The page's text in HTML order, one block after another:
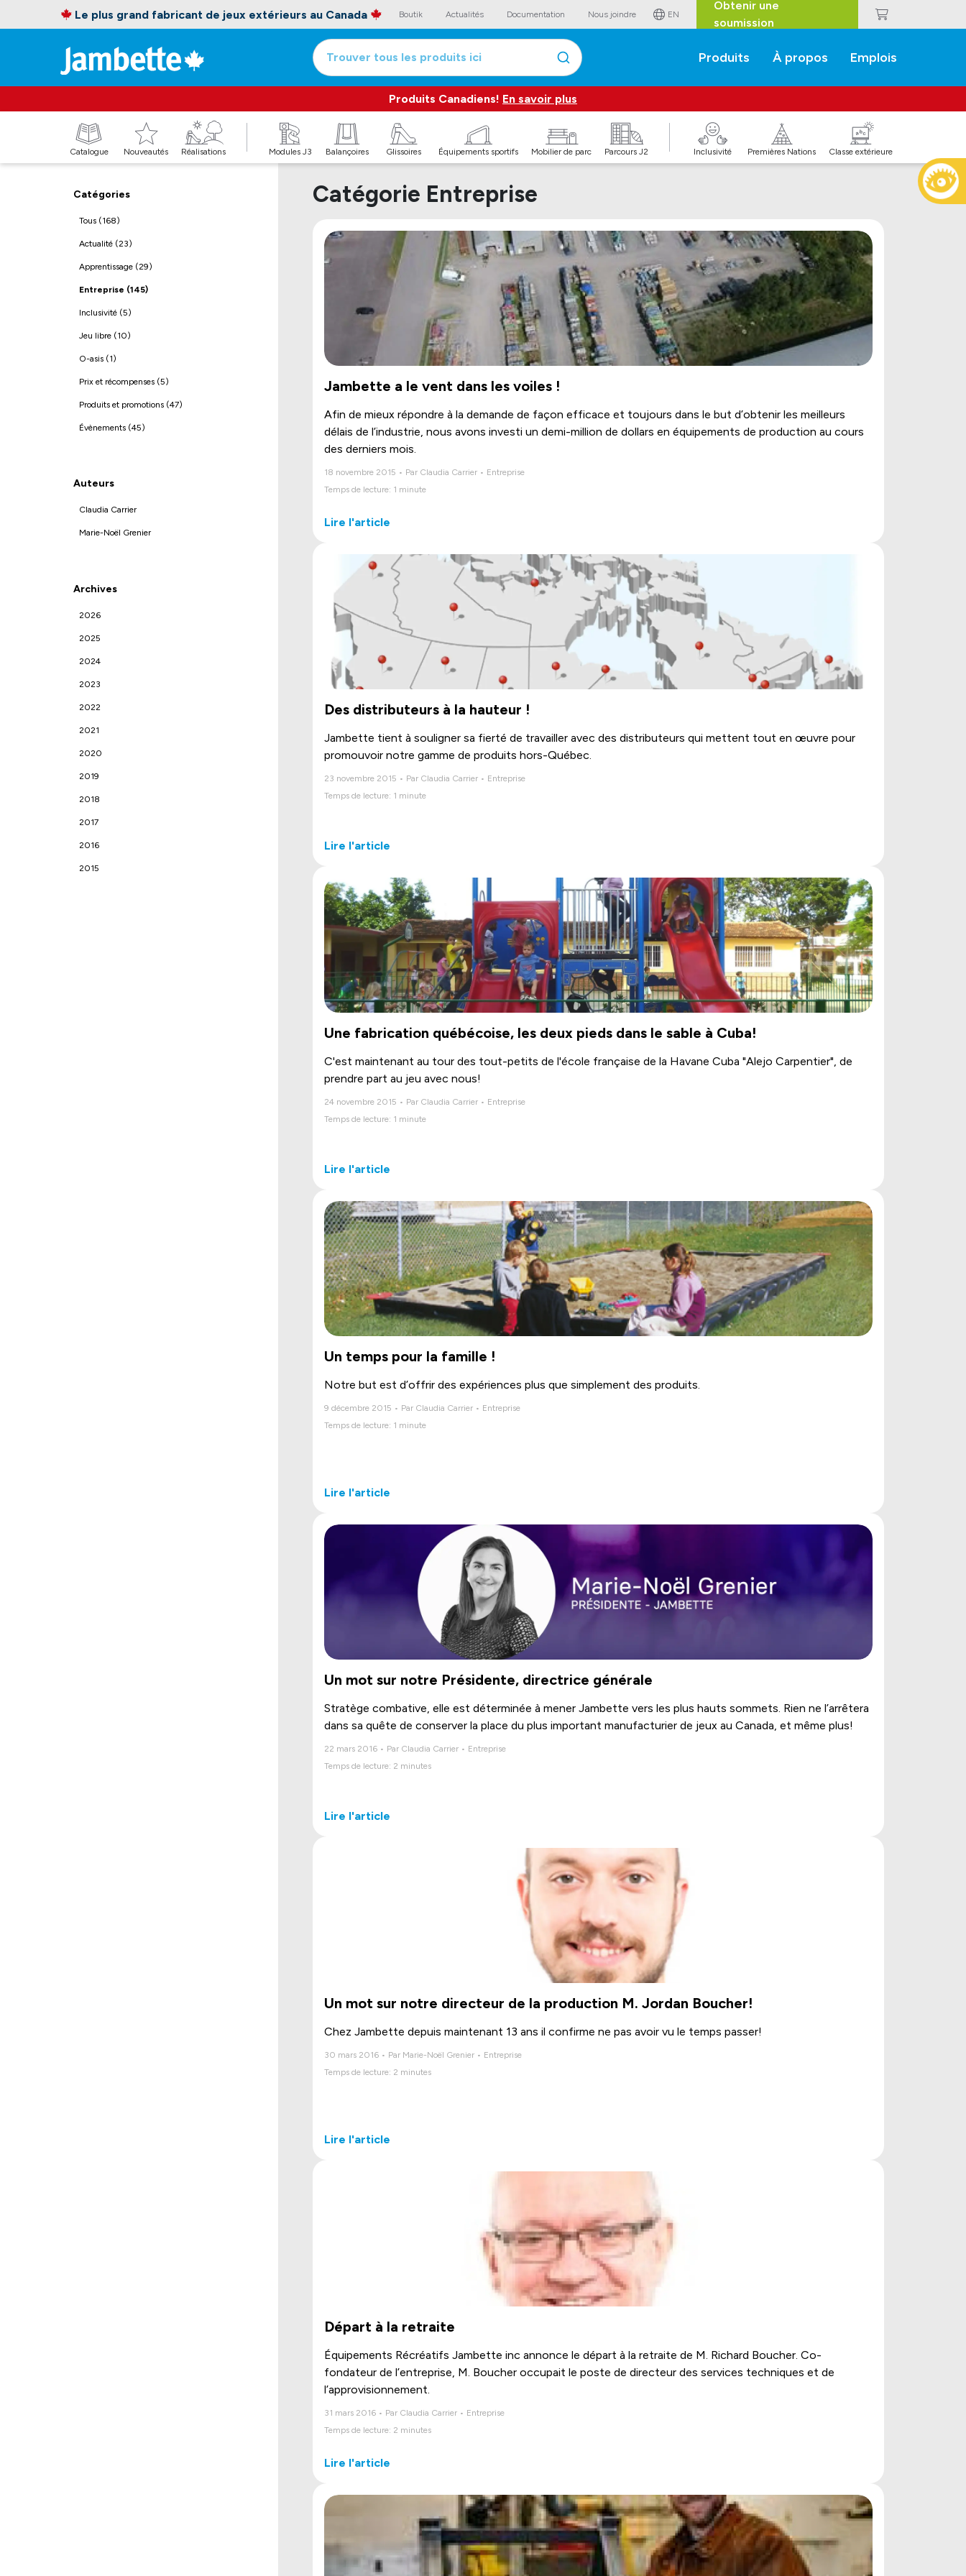
Le plus grand fabricant de jeux extérieurs au Canada Boutik Actualités Documentation Nous joindre EN
Obtenir une
soumission
Trouver tous les produits ici Produits À propos Emplois
Produits Canadiens! En savoir plus
Catalogue Nouveautés Réalisations Modules J3 Balançoires Glissoires Équipements sportifs Mobilier de parc Parcours J2 Inclusivité Premières Nations Classe extérieure
Catégories
Tous (168)
Actualité (23)
Apprentissage (29)
Entreprise (145)
Inclusivité (5)
Jeu libre (10)
O-asis (1)
Prix et récompenses (5)
Produits et promotions (47)
Évènements (45)
Auteurs
Claudia Carrier
Marie-Noël Grenier
Archives
2026
2025
2024
2023
2022
2021
2020
2019
2018
2017
2016
2015
Catégorie Entreprise
Jambette a le vent dans les voiles !
Afin de mieux répondre à la demande de façon efficace et toujours dans le but d’obtenir les meilleurs
délais de l’industrie, nous avons investi un demi-million de dollars en équipements de production au cours
des derniers mois.
18 novembre 2015 • Par Claudia Carrier • Entreprise
Temps de lecture: 1 minute
Lire l'article
Des distributeurs à la hauteur !
Jambette tient à souligner sa fierté de travailler avec des distributeurs qui mettent tout en œuvre pour
promouvoir notre gamme de produits hors-Québec.
23 novembre 2015 • Par Claudia Carrier • Entreprise
Temps de lecture: 1 minute
Lire l'article
Une fabrication québécoise, les deux pieds dans le sable à Cuba!
C'est maintenant au tour des tout-petits de l'école française de la Havane Cuba "Alejo Carpentier", de
prendre part au jeu avec nous!
24 novembre 2015 • Par Claudia Carrier • Entreprise
Temps de lecture: 1 minute
Lire l'article
Un temps pour la famille !
Notre but est d’offrir des expériences plus que simplement des produits.
9 décembre 2015 • Par Claudia Carrier • Entreprise
Temps de lecture: 1 minute
Lire l'article
Un mot sur notre Présidente, directrice générale
Stratège combative, elle est déterminée à mener Jambette vers les plus hauts sommets. Rien ne l’arrêtera
dans sa quête de conserver la place du plus important manufacturier de jeux au Canada, et même plus!
22 mars 2016 • Par Claudia Carrier • Entreprise
Temps de lecture: 2 minutes
Lire l'article
Un mot sur notre directeur de la production M. Jordan Boucher!
Chez Jambette depuis maintenant 13 ans il confirme ne pas avoir vu le temps passer!
30 mars 2016 • Par Marie-Noël Grenier • Entreprise
Temps de lecture: 2 minutes
Lire l'article
Départ à la retraite
Équipements Récréatifs Jambette inc annonce le départ à la retraite de M. Richard Boucher. Co-
fondateur de l’entreprise, M. Boucher occupait le poste de directeur des services techniques et de
l’approvisionnement.
31 mars 2016 • Par Claudia Carrier • Entreprise
Temps de lecture: 2 minutes
Lire l'article